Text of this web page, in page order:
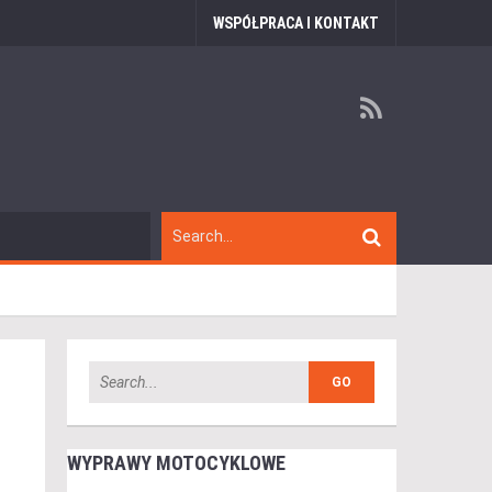
WSPÓŁPRACA I KONTAKT
WYPRAWY MOTOCYKLOWE